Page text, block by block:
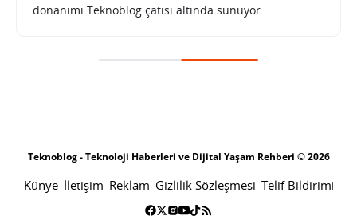
donanımı Teknoblog çatısı altında sunuyor.
Teknoblog - Teknoloji Haberleri ve Dijital Yaşam Rehberi © 2026
Künye İletişim Reklam Gizlilik Sözleşmesi Telif Bildirimi